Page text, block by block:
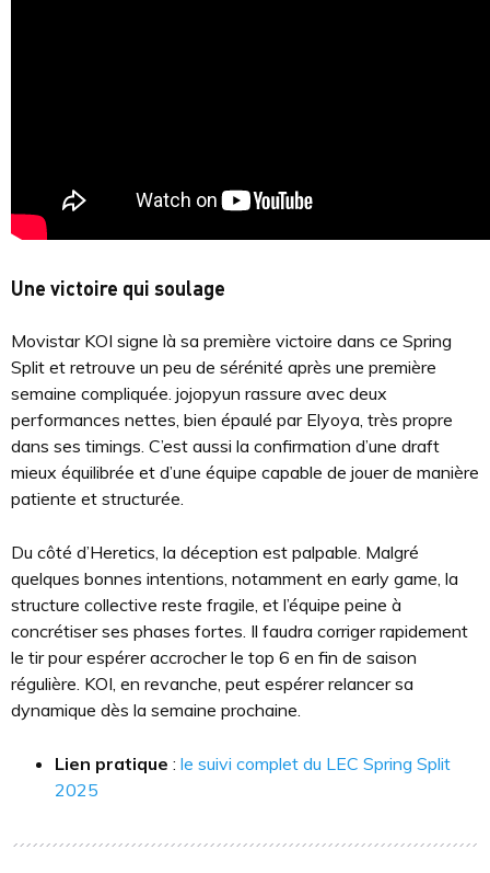
Une victoire qui soulage
Movistar KOI signe là sa première victoire dans ce Spring
Split et retrouve un peu de sérénité après une première
semaine compliquée. jojopyun rassure avec deux
performances nettes, bien épaulé par Elyoya, très propre
dans ses timings. C’est aussi la confirmation d’une draft
mieux équilibrée et d’une équipe capable de jouer de manière
patiente et structurée.
Du côté d’Heretics, la déception est palpable. Malgré
quelques bonnes intentions, notamment en early game, la
structure collective reste fragile, et l’équipe peine à
concrétiser ses phases fortes. Il faudra corriger rapidement
le tir pour espérer accrocher le top 6 en fin de saison
régulière. KOI, en revanche, peut espérer relancer sa
dynamique dès la semaine prochaine.
Lien pratique : le suivi complet du LEC Spring Split
2025